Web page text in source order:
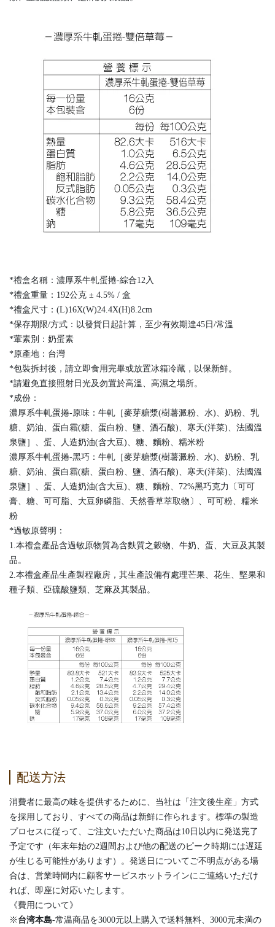
*禮盒名稱：濃厚系牛軋蛋捲-綜合12入
*禮盒重量：192公克 ± 4.5% / 盒
*禮盒尺寸：(L)16X(W)24.4X(H)8.2cm
*保存期限/方式：以發貨日起計算，至少有效期達45日/常溫
*葷素別：奶蛋素
*原產地：台灣
*包裝拆封後，請立即食用完畢或放置冰箱冷藏，以保新鮮。
*請避免直接照射日光及勿置於高溫、高濕之場所。
*成份：
濃厚系牛軋蛋捲-原味：牛軋［麥芽糖漿(樹薯澱粉、水)、奶粉、乳
糖、奶油、蛋白霜(糖、蛋白粉、鹽、酒石酸)、寒天(洋菜)、法國溫
泉鹽］、蛋、人造奶油(含大豆)、糖、麵粉、糯米粉
濃厚系牛軋蛋捲-黑巧：牛軋［麥芽糖漿(樹薯澱粉、水)、奶粉、乳
糖、奶油、蛋白霜(糖、蛋白粉、鹽、酒石酸)、寒天(洋菜)、法國溫
泉鹽］、蛋、人造奶油(含大豆)、糖、麵粉、72%黑巧克力〔可可
膏、糖、可可脂、大豆卵磷脂、天然香草萃取物〕、可可粉、糯米
粉
*過敏原聲明：
1.本禮盒產品含過敏原物質為含麩質之穀物、牛奶、蛋、大豆及其製
品。
2.本禮盒產品生產製程廠房，其生產設備有處理芒果、花生、堅果和
種子類、亞硫酸鹽類、芝麻及其製品。
配送方法
消費者に最高の味を提供するために、当社は「注文後生産」方式
を採用しており、すべての商品は新鮮に作られます。標準の製造
プロセスに従って、ご注文いただいた商品は10日以内に発送完了
予定です（年末年始の2週間および他の配送のピーク時期には遅延
が生じる可能性があります）。発送日についてご不明点がある場
合は、営業時間内に顧客サービスホットラインにご連絡いただけ
れば、即座に対応いたします。
《費用について》
※ 台湾本島-常温商品を3000元以上購入で送料無料、3000元未満の